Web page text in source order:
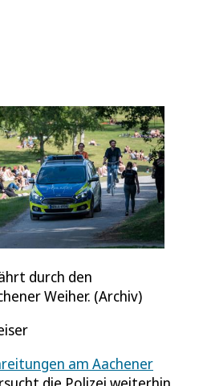
durch den
Weiher. (Archiv)
am Aachener